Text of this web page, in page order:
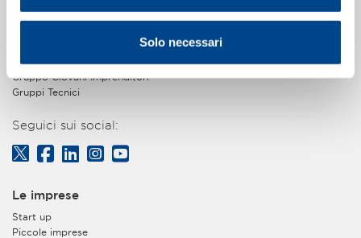
Solo necessari
Sede di Pavia
Piccola Industria
Gruppo Giovani Imprenditori
Gruppi Tecnici
Seguici sui social:
Le imprese
Start up
Piccole imprese